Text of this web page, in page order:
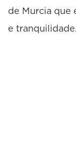
de Murcia que
e tranquilidade.